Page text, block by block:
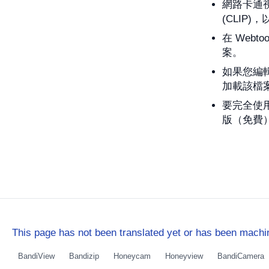
網路卡通
(CLIP)，
在
案。
如果您編
加載該檔
要完全使
版（免費
This page has not been translated yet or has been
BandiView Bandizip Honeycam Honeyview BandiCamera